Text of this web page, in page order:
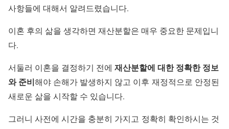
사항들에 대해서 알려드렸습니다.
이혼 후의 삶을 생각하면 재산분할은 매우 중요한 문제입니
다.
서둘러 이혼을 결정하기 전에 재산분할에 대한 정확한 정보
와 준비해야 손해가 발생하지 않고 이후 재정적으로 안정된
새로운 삶을 시작할 수 있습니다.
그러니 사전에 시간을 충분히 가지고 정확히 확인하시는 것